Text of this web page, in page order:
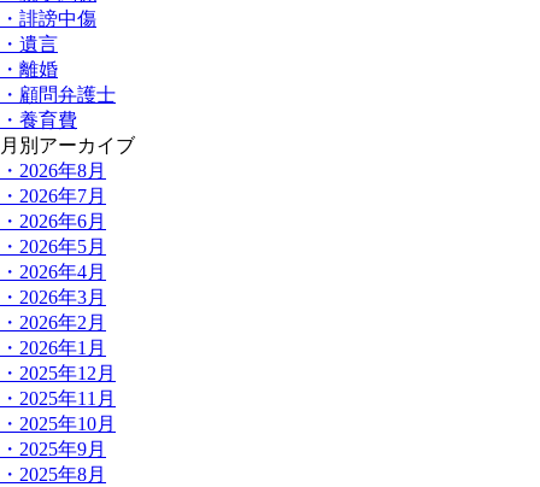
・誹謗中傷
・遺言
・離婚
・顧問弁護士
・養育費
月別アーカイブ
・2026年8月
・2026年7月
・2026年6月
・2026年5月
・2026年4月
・2026年3月
・2026年2月
・2026年1月
・2025年12月
・2025年11月
・2025年10月
・2025年9月
・2025年8月